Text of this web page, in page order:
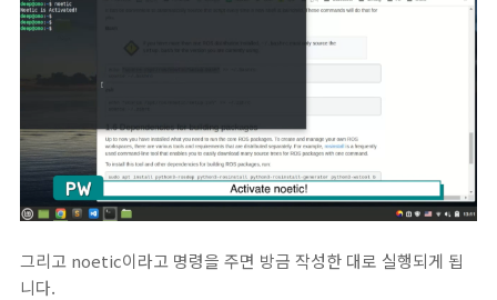
그리고 noetic이라고 명령을 주면 방금 작성한 대로 실행되게 됩
니다.